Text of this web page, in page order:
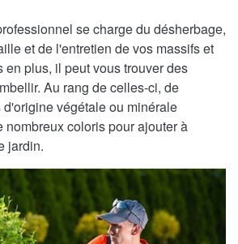
se charge du désherbage,
et de l'entretien de vos massifs et
en plus, il peut vous trouver des
Au rang de celles-ci, de
végétale ou minérale
coloris pour ajouter à
jardin.